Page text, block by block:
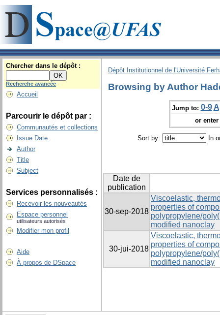
Chercher dans le dépôt :
Recherche avancée
Accueil
Parcourir le dépôt par :
Communautés et collections
Issue Date
Author
Title
Subject
Services personnalisés :
Recevoir les nouveautés
Espace personnel
utilisateurs autorisés
Modifier mon profil
Aide
À propos de DSpace
Dépôt Institutionnel de l'Université
Browsing by Author
Jump to: 0-9 A
or
Sort by: In
Date de
publication
30-sep-2018
Viscoelastic,
properties of
polypropylene/
modified nanoclay
30-jui-2018
Viscoelastic,
properties of
polypropylene/
modified nanoclay